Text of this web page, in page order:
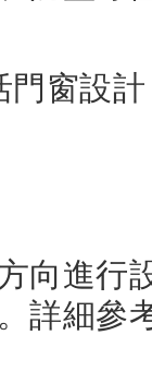
門窗設
向進行
詳細參